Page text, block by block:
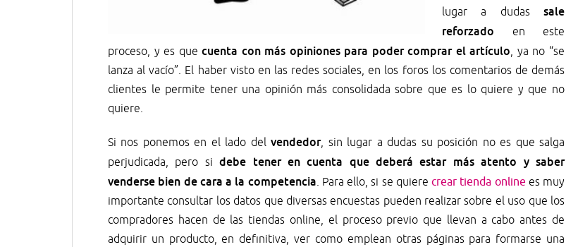
lugar a dudas sale
reforzado en este
proceso, y es quecuenta con más opiniones para poder comprar el artículo, ya no “se
lanza al vacío”. El haber visto en las redes sociales, en los foros los comentarios de demás
clientes le permite tener una opinión más consolidada sobre que es lo quiere y que no
quiere.
Si nos ponemos en el lado delvendedor, sin lugar a dudas su posición no es que salga
perjudicada, pero sidebe tener en cuenta que deberá estar más atento y saber
venderse bien de cara a la competencia. Para ello, si se quiere crear tienda online es muy
importante consultar los datos que diversas encuestas pueden realizar sobre el uso que los
compradores hacen de las tiendas online, el proceso previo que llevan a cabo antes de
adquirir un producto, en definitiva, ver como emplean otras páginas para formarse una